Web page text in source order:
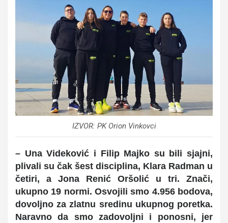
IZVOR: PK Orion Vinkovci
– Una Videković i Filip Majko su bili sjajni,
plivali su čak šest disciplina, Klara Radman u
četiri, a Jona Renić Oršolić u tri. Znači,
ukupno 19 normi. Osvojili smo 4.956 bodova,
dovoljno za zlatnu sredinu ukupnog poretka.
Naravno da smo zadovoljni i ponosni, jer